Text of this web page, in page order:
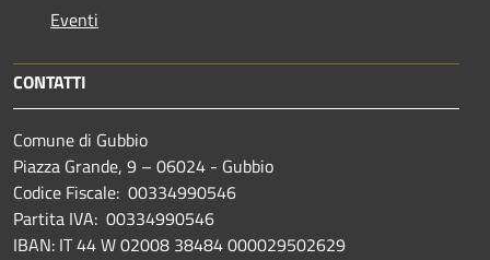
Eventi
CONTATTI
Comune di Gubbio
Piazza Grande, 9 – 06024 - Gubbio
Codice Fiscale: 00334990546
Partita IVA: 00334990546
IBAN: IT 44 W 02008 38484 000029502629